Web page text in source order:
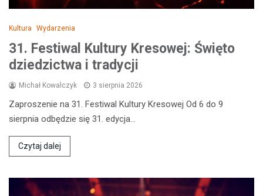
Kultura Wydarzenia
31. Festiwal Kultury Kresowej: Święto
dziedzictwa i tradycji
Michał Kowalczyk 3 sierpnia 2026
Zaproszenie na 31. Festiwal Kultury Kresowej Od 6 do 9
sierpnia odbędzie się 31. edycja…
Czytaj dalej